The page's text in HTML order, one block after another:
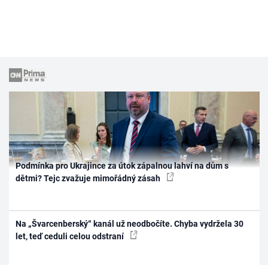
Podmínka pro Ukrajince za útok zápalnou lahví na dům s
dětmi? Tejc zvažuje mimořádný zásah
Na „Švarcenberský“ kanál už neodbočíte. Chyba vydržela 30
let, teď ceduli celou odstraní